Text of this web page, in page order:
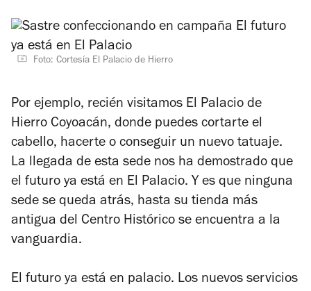
Foto: Cortesía El Palacio de Hierro
Por ejemplo, recién visitamos El Palacio de
Hierro Coyoacán, donde puedes cortarte el
cabello, hacerte o conseguir un nuevo tatuaje.
La llegada de esta sede nos ha demostrado que
el futuro ya está en El Palacio. Y es que ninguna
sede se queda atrás, hasta su tienda más
antigua del Centro Histórico se encuentra a la
vanguardia.
El futuro ya está en palacio. Los nuevos servicios